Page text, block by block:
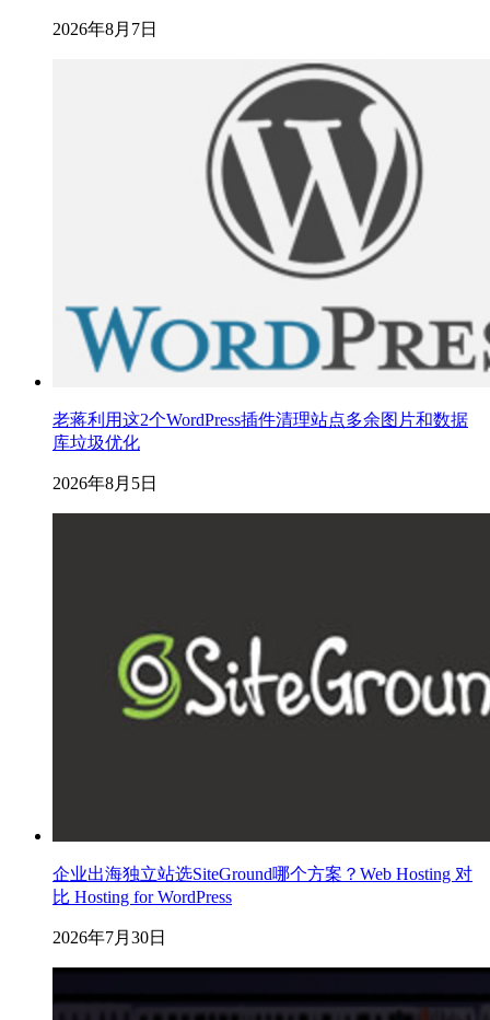
2026年8月7日
老蒋利用这2个WordPress插件清理站点多余图片和数据
库垃圾优化
2026年8月5日
企业出海独立站选SiteGround哪个方案？Web Hosting 对
比 Hosting for WordPress
2026年7月30日